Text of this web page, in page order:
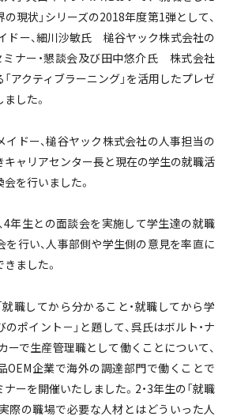
現状」シリーズの2018年度第1弾として、
ドー、細川沙敏氏 槌谷ヤック株式会社の
ナー・懇談会及び田中悠介氏 株式会社
アクティブラーニング」を活用したプレゼ
した。
ドー、槌谷ヤック株式会社の人事担当の
ャリアセンター長と現在の学生の就職活
を行いました。
4年生との面談会を実施して学生達の就職
を行い、人事部側や学生側の意見を率直に
ました。
就職してから分かること・就職してから学
ポイント－」と題して、呉氏はボルト・ナ
ーで生産管理職として働くことについて、
OEM企業で海外の調達部門で働くことで
ーを開催いたしました。2・3年生の「就職
際の職場で必要な人材とはどういった人